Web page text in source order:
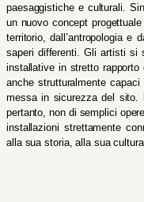
paesaggistiche e culturali.
un nuovo concept
territorio, dall’antropologia e
saperi differenti. Gli artisti si
installative in stretto
anche strutturalmente
messa in sicurezza del sito.
pertanto, non di semplici
installazioni strettamente
alla sua storia, alla sua